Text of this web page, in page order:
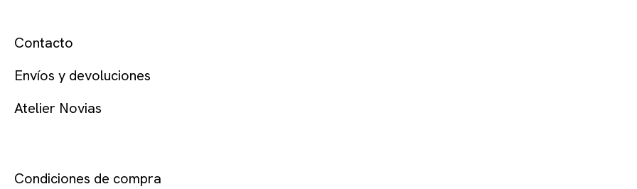
Contacto
Envíos y devoluciones
Atelier Novias
Condiciones de compra